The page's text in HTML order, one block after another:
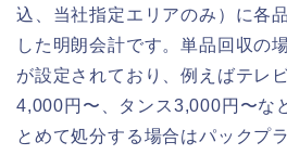
込、当社指定エリアのみ）に各
した明朗会計です。単品回収の
が設定されており、例えばテレ
4,000円〜、タンス3,000円〜な
とめて処分する場合はパックプ